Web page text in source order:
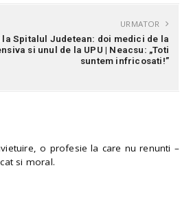
URMATOR
la Spitalul Judetean: doi medici de la
si unul de la UPU | Neacsu: „Toti
suntem infricosati!”
o profesie la care nu renunti –
si moral.